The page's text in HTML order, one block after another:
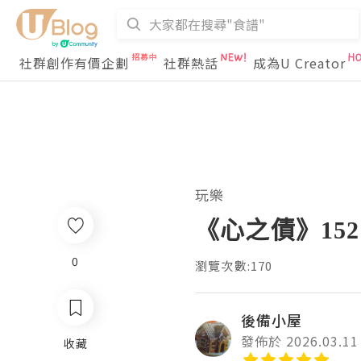
社群創作有價企劃 社群熱話 成為U Creator
玩樂
《心之債》152
瀏覽次數:170
後備小屋
發佈於 2026.03.11
0
收藏